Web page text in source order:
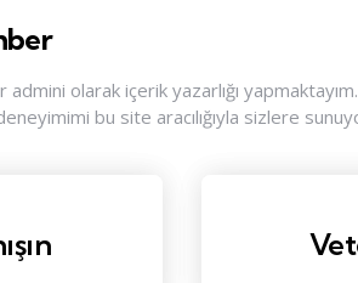
olarak içerik yazarlığı
bu site aracılığıyla sizlere